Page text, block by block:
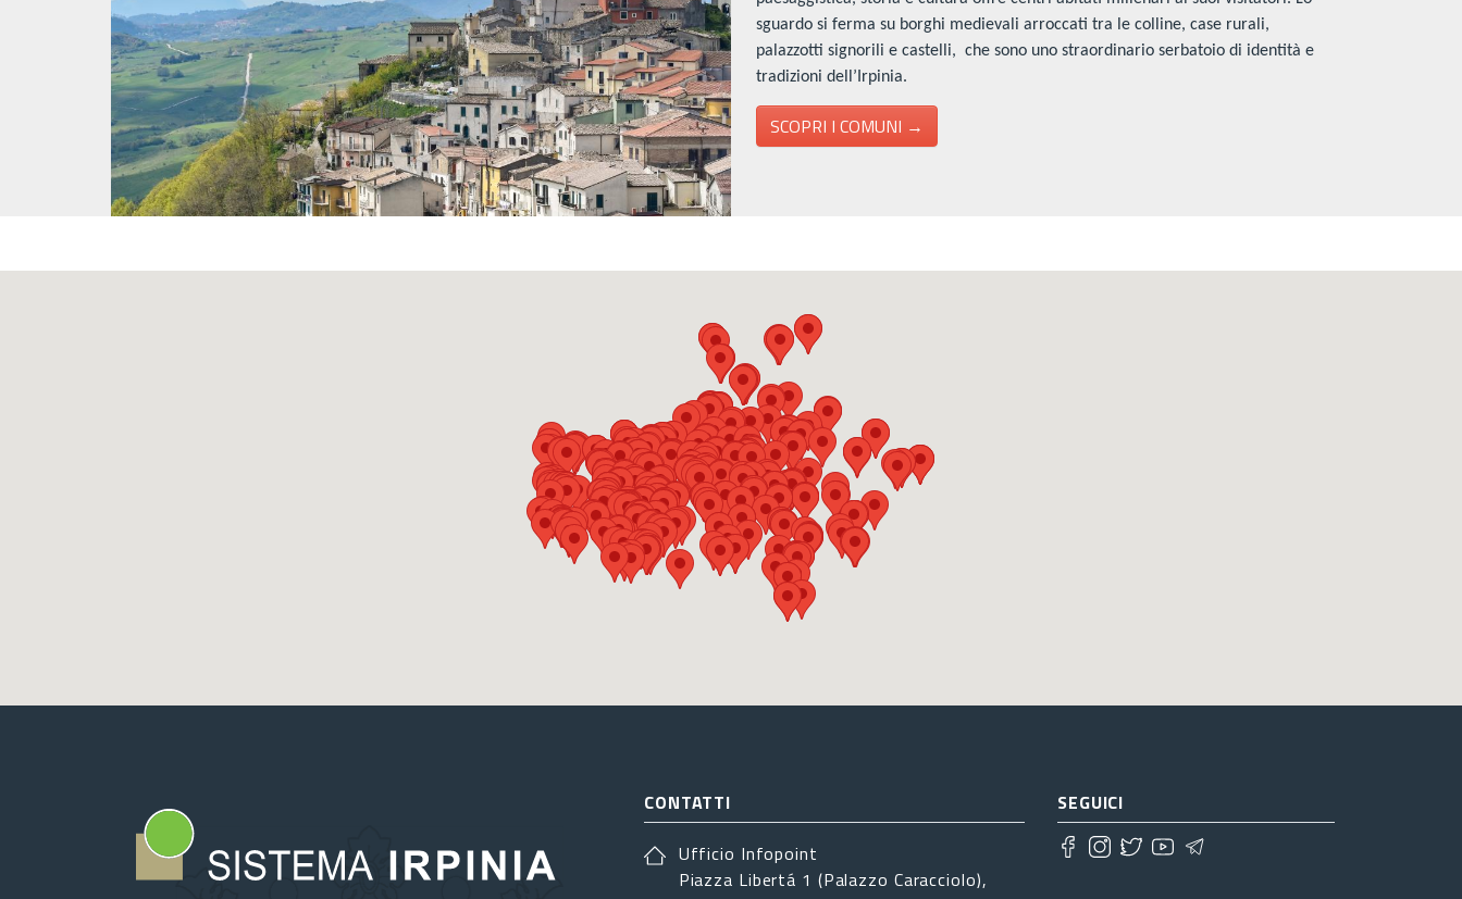
sguardo si ferma su borghi medievali arroccati tra le colline, case rurali,
palazzotti signorili e castelli, che sono uno straordinario serbatoio di identità e
tradizioni dell’Irpinia.
SCOPRI I COMUNI →
CONTATTI
Ufficio Infopoint
Piazza Libertá 1 (Palazzo Caracciolo),
SEGUICI